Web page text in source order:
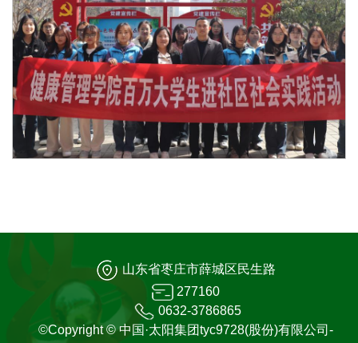
山东省枣庄市薛城区民生路
277160
0632-3786865
©Copyright © 中国·太阳集团tyc9728(股份)有限公司-